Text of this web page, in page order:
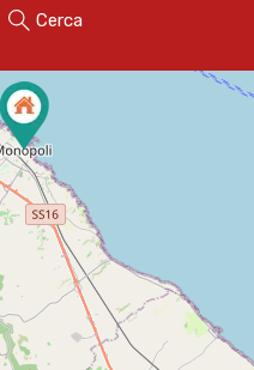
Cerca